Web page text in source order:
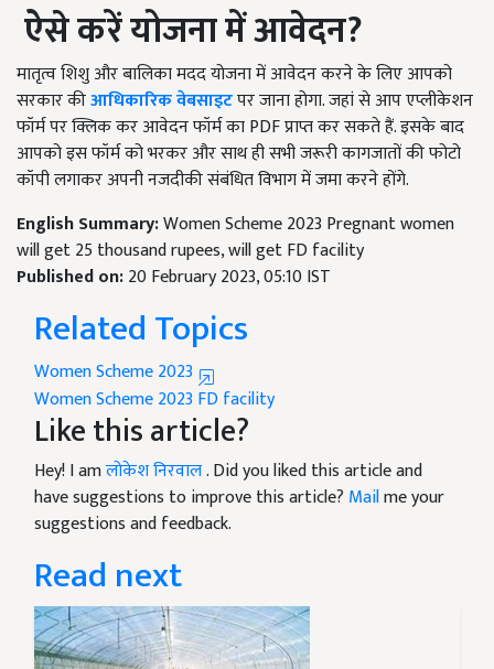
ऐसे करें योजना में आवेदन?
मातृत्व शिशु और बालिका मदद योजना में आवेदन करने के लिए आपको
सरकार कीआधिकारिक वेबसाइटपर जाना होगा. जहां से आप एप्लीकेशन
फॉर्म पर क्लिक कर आवेदन फॉर्म काPDFप्राप्त कर सकते हैं. इसके बाद
आपको इस फॉर्म को भरकर और साथ ही सभी जरूरी कागजातों की फोटो
कॉपी लगाकर अपनी नजदीकी संबंधित विभाग में जमा करने होंगे.
English Summary:Women Scheme 2023 Pregnant women
will get 25 thousand rupees, will get FD facility
Published on:20 February 2023, 05:10 IST
Related Topics
Women Scheme 2023
Women Scheme 2023 FD facility
Like this article?
Hey! I amलोकेश निरवाल. Did you liked this article and
have suggestions to improve this article? Mailme your
suggestions and feedback.
Read next